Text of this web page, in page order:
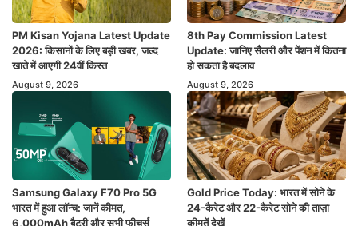
PM Kisan Yojana Latest Update
2026: किसानों के लिए बड़ी खबर, जल्द
खाते में आएगी 24वीं किस्त
August 9, 2026
8th Pay Commission Latest
Update: जानिए सैलरी और पेंशन में कितना
हो सकता है बदलाव
August 9, 2026
Samsung Galaxy F70 Pro 5G
भारत में हुआ लॉन्च: जानें कीमत,
6,000mAh बैटरी और सभी फीचर्स
Gold Price Today: भारत में सोने के
24-कैरेट और 22-कैरेट सोने की ताज़ा
कीमतें देखें